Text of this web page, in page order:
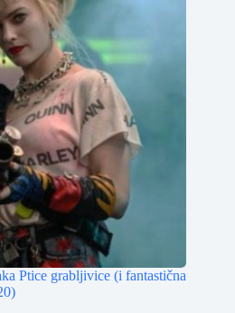
Ptice grabljivice (i fantastična